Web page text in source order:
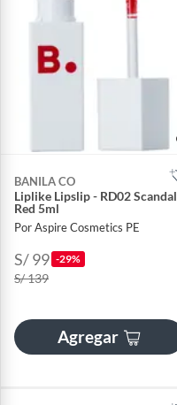
BANILA CO
Liplike Lipslip - RD02 Scandal
Red 5ml
Por Aspire Cosmetics PE
S/ 99 -29%
S/ 139
Agregar